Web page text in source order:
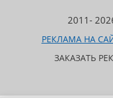
2011-
РЕКЛАМА НА
ЗАКАЗАТЬ